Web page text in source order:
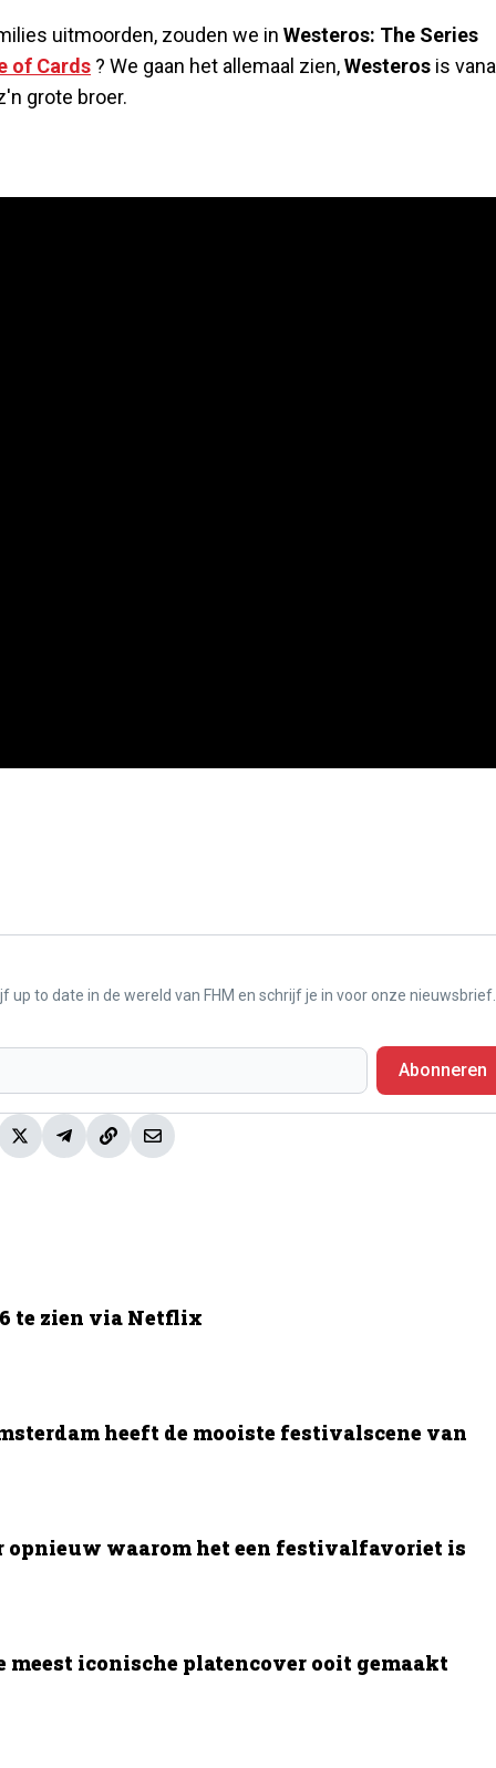
uitmoorden, zouden we in Westeros: The Series
of Cards ? We gaan het allemaal zien,Westeros is
grote broer.
to date in de wereld van FHM en schrijf je in voor onze nieuwsbrief.
Abonneren
te zien via Netflix
heeft de mooiste festivalscene van
opnieuw waarom het een festivalfavoriet is
meest iconische platencover ooit gemaakt